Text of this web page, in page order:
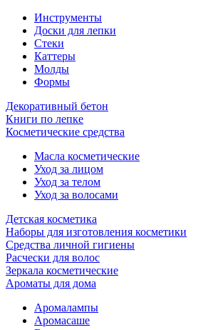
Инструменты
Доски для лепки
Стеки
Каттеры
Молды
Формы
Декоративный бетон
Книги по лепке
Косметические средства
Масла косметические
Уход за лицом
Уход за телом
Уход за волосами
Детская косметика
Наборы для изготовления косметики
Средства личной гигиены
Расчески для волос
Зеркала косметические
Ароматы для дома
Аромалампы
Аромасаше